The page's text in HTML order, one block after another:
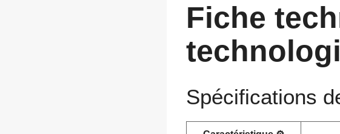
Fiche
Spécifications